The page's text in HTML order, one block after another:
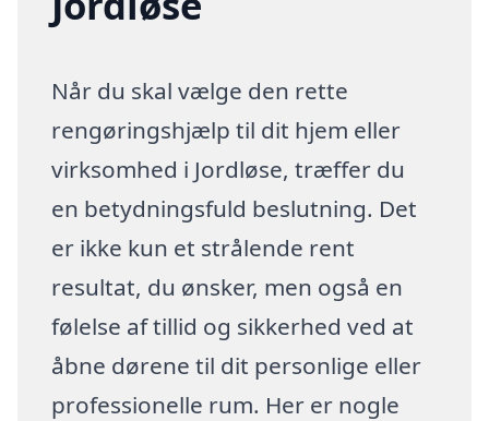
Når du skal vælge den rette
rengøringshjælp til dit hjem eller
virksomhed i Jordløse, træffer du
en betydningsfuld beslutning. Det
er ikke kun et strålende rent
resultat, du ønsker, men også en
følelse af tillid og sikkerhed ved at
åbne dørene til dit personlige eller
professionelle rum. Her er nogle